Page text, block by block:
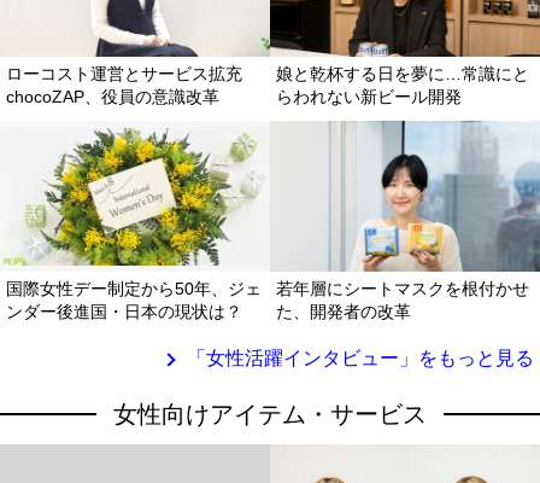
ローコスト運営とサービス拡充
chocoZAP、役員の意識改革
娘と乾杯する日を夢に…常識にと
らわれない新ビール開発
国際女性デー制定から50年、ジェ
ンダー後進国・日本の現状は？
若年層にシートマスクを根付かせ
た、開発者の改革
「女性活躍インタビュー」をもっと見る
女性向けアイテム・サービス